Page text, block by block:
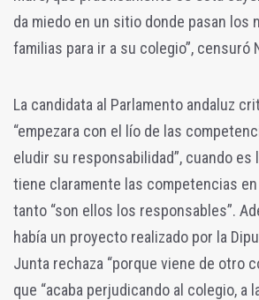
da miedo en un sitio donde pasan los
familias para ir a su colegio”, censuró
La candidata al Parlamento andaluz
“empezara con el lío de las
eludir su responsabilidad”, cuando es
tiene claramente las competencias
tanto “son ellos los responsables”.
había un proyecto realizado por la
Junta rechaza “porque viene de otro
que “acaba perjudicando al colegio, a